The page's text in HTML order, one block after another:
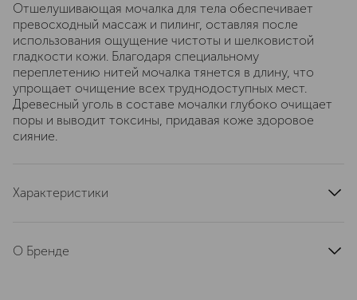
Отшелушивающая мочалка для тела обеспечивает
превосходный массаж и пилинг, оставляя после
использования ощущение чистоты и шелковистой
гладкости кожи. Благодаря специальному
переплетению нитей мочалка тянется в длину, что
упрощает очищение всех труднодоступных мест.
Древесный уголь в составе мочалки глубоко очищает
поры и выводит токсины, придавая коже здоровое
сияние.
Характеристики
О Бренде